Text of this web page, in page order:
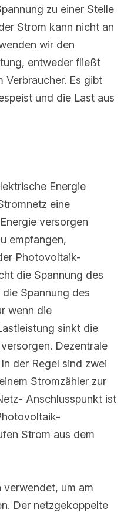
zu einer Stelle
Strom kann nicht an
wir den
entweder fließt der
Es gibt also
die Last aus dem
Energie
eine besondere
kann, sondern
ist der Strom
an Orte mit niedriger
die Last zuerst
Nach der
und das Netz wird
Eigenbedarf, und die
der
ausgestattet,
Strom und
netzgekoppelte
des Netzes